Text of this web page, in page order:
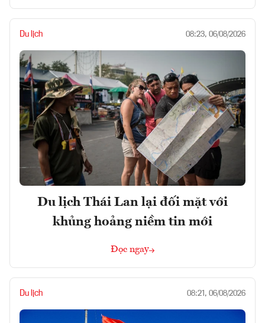
Du lịch 08:23, 06/08/2026
Du lịch Thái Lan lại đối mặt với
khủng hoảng niềm tin mới
Đọc ngay
Du lịch 08:21, 06/08/2026